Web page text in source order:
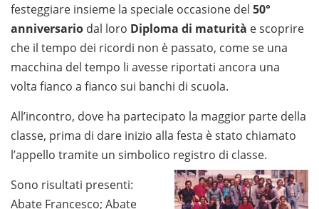
festeggiare insieme la speciale occasione del 50°
anniversario dal loro Diploma di maturità e scoprire
che il tempo dei ricordi non è passato, come se una
macchina del tempo li avesse riportati ancora una
volta fianco a fianco sui banchi di scuola.
All’incontro, dove ha partecipato la maggior parte della
classe, prima di dare inizio alla festa è stato chiamato
l’appello tramite un simbolico registro di classe.
Sono risultati presenti:
Abate Francesco; Abate